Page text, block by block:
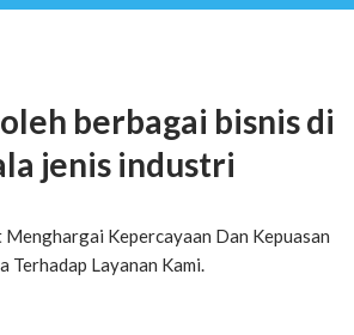
berbagai bisnis di
jenis industri
Menghargai Kepercayaan Dan Kepuasan
Terhadap Layanan Kami.